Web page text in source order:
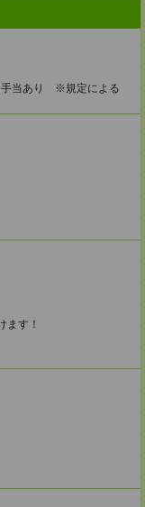
当あり ※規定による
ます！